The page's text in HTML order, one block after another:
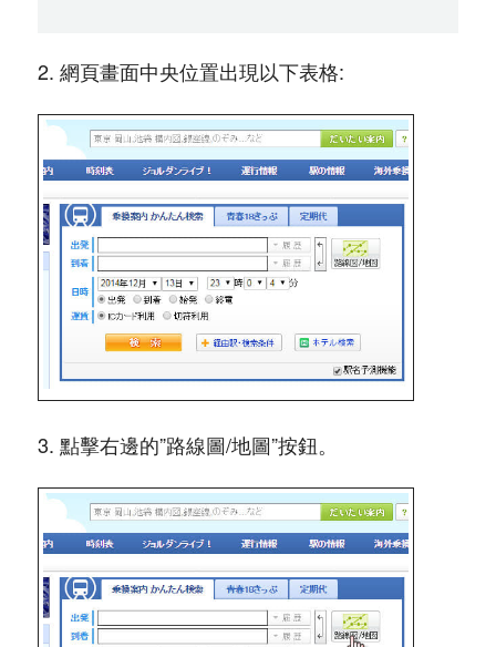
2. 網頁畫面中央位置出現以下表格:
3. 點擊右邊的”路線圖/地圖”按鈕。